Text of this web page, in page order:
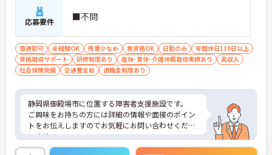
応募要件 ■不問
車通勤可 未経験OK 残業少なめ 無資格OK 日勤のみ
年間休日110日以上
資格取得サポート
研修制度あり 産休･育休･介護休暇取得実績あり
高収入
社会保険完備
交通費支給 退職金制度あり
静岡県御殿場市に位置する障害者支援施設です。
ご興味をお持ちの方には詳細の情報や面接のポイン
トをお伝えしますのでお気軽にお問い合わせくださ
いませ。